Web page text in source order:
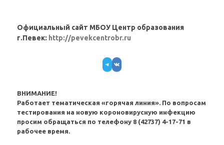
Официальный сайт МБОУ Центр образования
г.Певек: http://pevekcentrobr.ru
Telegram
VK
ВНИМАНИЕ!
Работает тематическая «горячая линия». По вопросам
тестирования на новую короновирусную инфекцию
просим обращаться по телефону 8 (42737) 4-17-71 в
рабочее время.